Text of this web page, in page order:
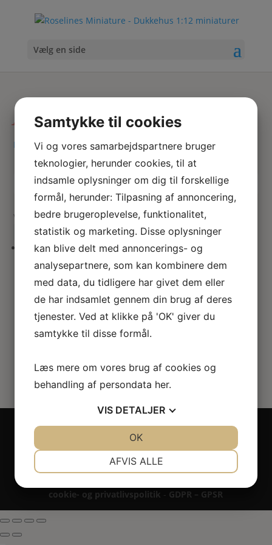
Vælg en side
Armstol
Hjem/ Varer tagged “Armstol”
hvad
du
søger
her
Viser 1 resultat
Stigerygs armstol
Copyright 2024 - All rights reserved RoseLines
Miniature ® på design, brandnavn, logo, tekst og
billedemateriale.
Betaling - Levering - Garanti & reklamation -
cookie- og privatlivspolitik - GDPR – GPSR
Samtykke til cookies
Vi og vores samarbejdspartnere bruger
teknologier, herunder cookies, til at
indsamle oplysninger om dig til forskellige
formål, herunder: Tilpasning af annoncering,
bedre brugeroplevelse, funktionalitet,
statistik og marketing. Disse oplysninger
kan blive delt med annoncerings- og
analysepartnere, som kan kombinere dem
med data, du tidligere har givet dem eller
de har indsamlet gennem din brug af deres
tjenester. Ved at klikke på 'OK' giver du
samtykke til disse formål.
Læs mere om vores brug af cookies og
behandling af persondata her.
VIS DETALJER
MARKETING STATISTIK
AFVIS ALLE
OK